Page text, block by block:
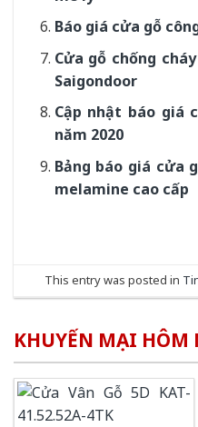
Báo giá cửa gỗ
Cửa gỗ chống
Saigondoor
Cập nhật báo giá
năm 2020
Bảng báo giá cửa
melamine cao cấp
This entry was posted in
KHUYẾN MẠI HÔM